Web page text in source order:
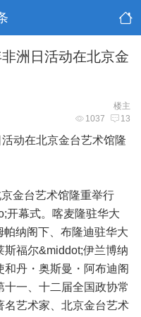
洲日活动在北京金
楼主
1037 13
动在北京金台艺术馆隆
金台艺术馆隆重举行
开幕式。喀麦隆驻华大
纳阁下、布隆迪驻华大
福尔&middot;伊兰博纳
丹・奥斯曼・阿布迪阁
一、十二届全国政协常
名艺术家、北京金台艺术